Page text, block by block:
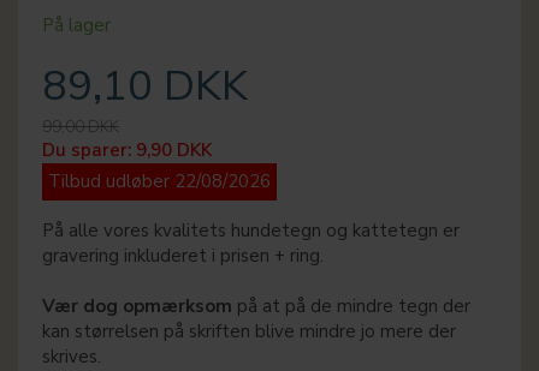
På lager
89,10 DKK
99,00 DKK
Du sparer: 9,90 DKK
Tilbud udløber 22/08/2026
På alle vores kvalitets hundetegn og kattetegn er
gravering inkluderet i prisen + ring.
Vær dog opmærksom på at på de mindre tegn der
kan størrelsen på skriften blive mindre jo mere der
skrives.